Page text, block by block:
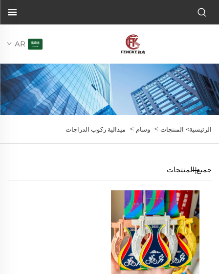
AR
الرئيسية> المنتجات > وسام > ميدالية ركوب الدراجات
جميع المنتجات